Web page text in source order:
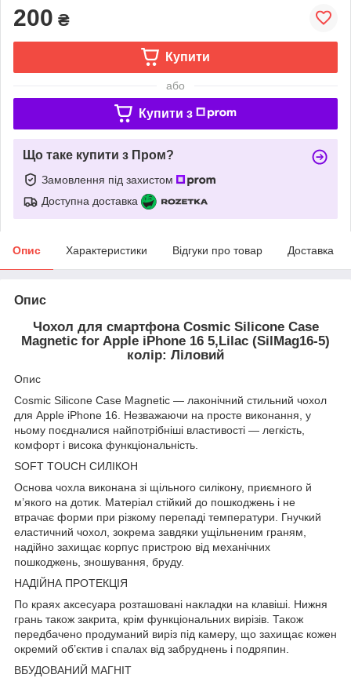
200 ₴
Купити
або
Купити з
Що таке купити з Пром?
Замовлення під захистом
Доступна доставка
Опис Характеристики Відгуки про товар Доставка
Опис
Чохол для смартфона Cosmic Silicone Case
Magnetic for Apple iPhone 16 5,Lilac (SilMag16-5)
колір: Ліловий
Опис
Cosmic Silicone Case Magnetic — лаконічний стильний чохол
для Apple iPhone 16. Незважаючи на просте виконання, у
ньому поєдналися найпотрібніші властивості — легкість,
комфорт і висока функціональність.
SOFT TOUCH СИЛІКОН
Основа чохла виконана зі щільного силікону, приємного й
м’якого на дотик. Матеріал стійкий до пошкоджень і не
втрачає форми при різкому перепаді температури. Гнучкий
еластичний чохол, зокрема завдяки ущільненим граням,
надійно захищає корпус пристрою від механічних
пошкоджень, зношування, бруду.
НАДІЙНА ПРОТЕКЦІЯ
По краях аксесуара розташовані накладки на клавіші. Нижня
грань також закрита, крім функціональних вирізів. Також
передбачено продуманий виріз під камеру, що захищає кожен
окремий об’єктив і спалах від забруднень і подряпин.
ВБУДОВАНИЙ МАГНІТ